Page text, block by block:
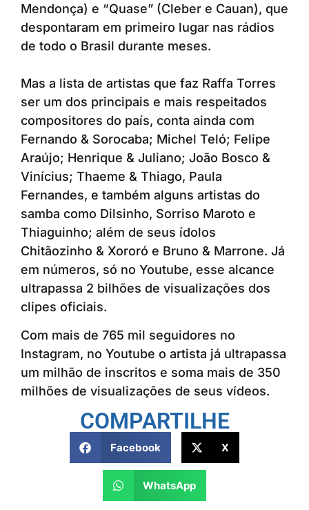
Mendonça) e “Quase” (Cleber e Cauan), que
despontaram em primeiro lugar nas rádios
de todo o Brasil durante meses.
Mas a lista de artistas que faz Raffa Torres
ser um dos principais e mais respeitados
compositores do país, conta ainda com
Fernando & Sorocaba; Michel Teló; Felipe
Araújo; Henrique & Juliano; João Bosco &
Vinícius; Thaeme & Thiago, Paula
Fernandes, e também alguns artistas do
samba como Dilsinho, Sorriso Maroto e
Thiaguinho; além de seus ídolos
Chitãozinho & Xororó e Bruno & Marrone. Já
em números, só no Youtube, esse alcance
ultrapassa 2 bilhões de visualizações dos
clipes oficiais.
Com mais de 765 mil seguidores no
Instagram, no Youtube o artista já ultrapassa
um milhão de inscritos e soma mais de 350
milhões de visualizações de seus vídeos.
COMPARTILHE
Facebook X
WhatsApp